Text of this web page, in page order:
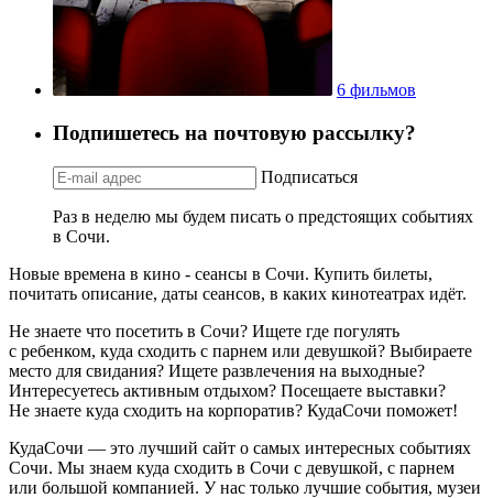
6 фильмов
Подпишетесь на почтовую рассылку?
Подписаться
Раз в неделю мы будем писать о предстоящих событиях
в Сочи.
Новые времена в кино - сеансы в Сочи. Купить билеты,
почитать описание, даты сеансов, в каких кинотеатрах идёт.
Не знаете что посетить в Сочи? Ищете где погулять
с ребенком, куда сходить с парнем или девушкой? Выбираете
место для свидания? Ищете развлечения на выходные?
Интересуетесь активным отдыхом? Посещаете выставки?
Не знаете куда сходить на корпоратив? КудаСочи поможет!
КудаСочи — это лучший сайт о самых интересных событиях
Сочи. Мы знаем куда сходить в Сочи с девушкой, с парнем
или большой компанией. У нас только лучшие события, музеи